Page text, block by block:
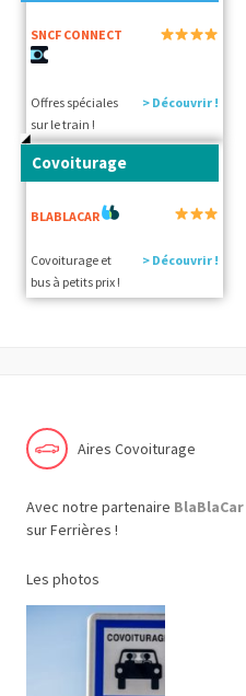
SNCF CONNECT
Offres spéciales
sur le train !
> Découvrir !
Covoiturage
BLABLACAR
Covoiturage et
bus à petits prix !
> Découvrir !
Aires Covoiturage
Avec notre partenaire BlaBlaCar
sur Ferrières !
Les photos